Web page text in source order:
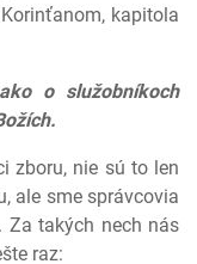
kapitola
o služobníkoch
zboru, nie sú to len
ale sme správcovia
Za takých nech nás
raz: